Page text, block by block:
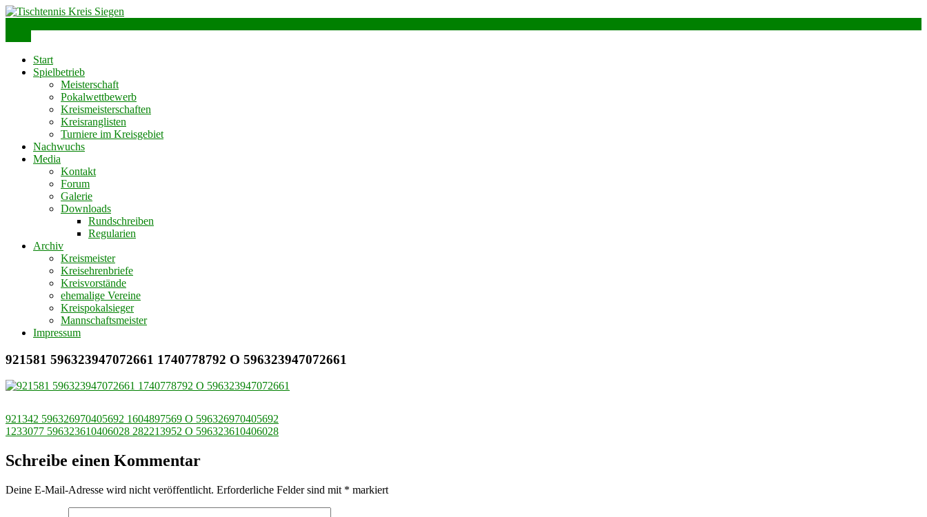
Skip
Tischtennis Kreis Siegen
Start
Spielbetrieb
Meisterschaft
Pokalwettbewerb
Kreismeisterschaften
Kreisranglisten
Turniere im Kreisgebiet
Nachwuchs
Media
Kontakt
Forum
Galerie
Downloads
Rundschreiben
Regularien
Archiv
Kreismeister
Kreisehrenbriefe
Kreisvorstände
ehemalige Vereine
Kreispokalsieger
Mannschaftsmeister
Impressum
921581 596323947072661 1740778792 O 596323947072661
Beitragsnavigation
921342 596326970405692 1604897569 O 596326970405692
1233077 596323610406028 282213952 O 596323610406028
Schreibe einen Kommentar
Deine E-Mail-Adresse wird nicht veröffentlicht. Erforderliche Felder sind mit * markiert